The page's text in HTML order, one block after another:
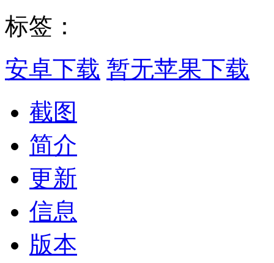
标签：
安卓下载 暂无苹果下载
截图
简介
更新
信息
版本